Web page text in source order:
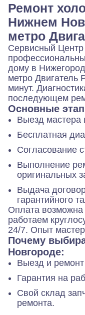
Ремонт
Нижнем
метро
Сервисный Центр
дому в
метро Двигатель
минут.
последующем
Основные
Выезд мастера
Бесплатная
Согласование
Выполнение
оригинальных
Выдача
гарантийного
Оплата
работаем
24/7. Опыт
Почему
Новгороде:
Выезд и
Гарантия на
Свой склад
ремонта.